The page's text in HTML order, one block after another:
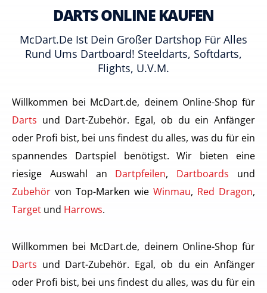
DARTS ONLINE KAUFEN
McDart.de Ist Dein Großer Dartshop Für Alles
Rund Ums Dartboard! Steeldarts, Softdarts,
Flights, U.v.m.
Willkommen bei McDart.de, deinem Online-Shop für
Darts und Dart-Zubehör. Egal, ob du ein Anfänger
oder Profi bist, bei uns findest du alles, was du für ein
spannendes Dartspiel benötigst. Wir bieten eine
riesige Auswahl an Dartpfeilen, Dartboards und
Zubehör von Top-Marken wie Winmau, Red Dragon,
Target und Harrows.
Willkommen bei McDart.de, deinem Online-Shop für
Darts und Dart-Zubehör. Egal, ob du ein Anfänger
oder Profi bist, bei uns findest du alles, was du für ein